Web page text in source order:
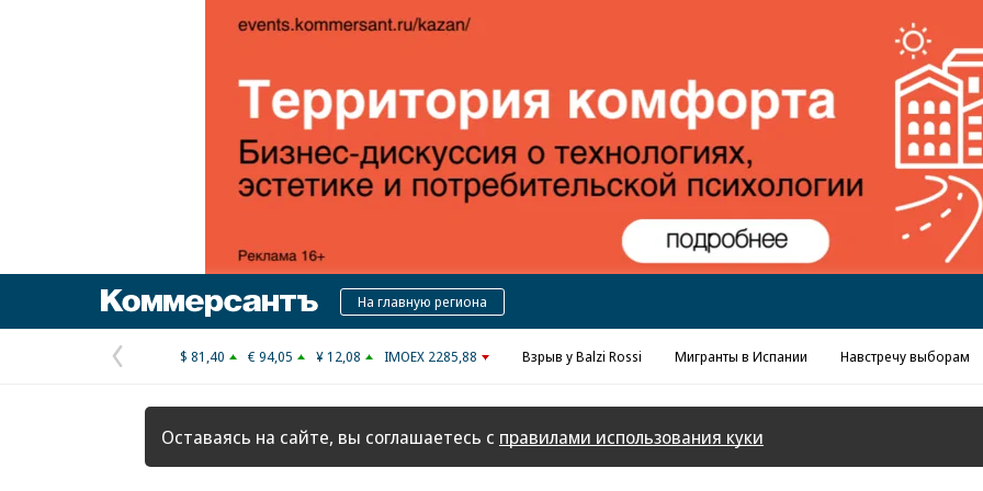
Реклама в «Ъ» www.kommersant.ru/ad
КоммерсантъНа главную региона
Предыдущая
страница
$ 81,40 € 94,05 ¥ 12,08 IMOEX 2285,88 Взрыв у Balzi Rossi Мигранты в Испании Навстречу выборам
Оставаясь на сайте, вы соглашаетесь с правилами использования куки